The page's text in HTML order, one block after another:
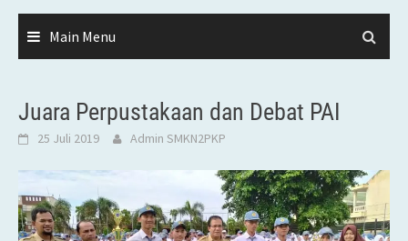
Main Menu
Juara Perpustakaan dan Debat PAI
25 Juli 2019 Admin SMKN2PKP